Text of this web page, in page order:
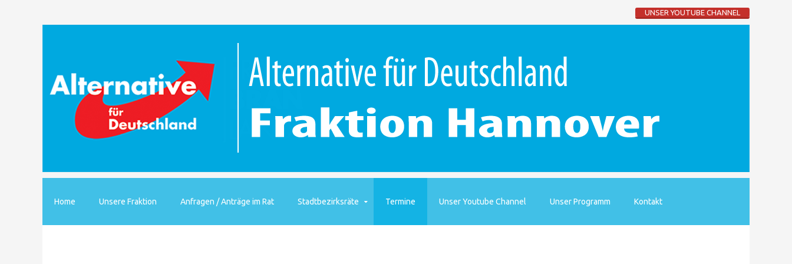
UNSER YOUTUBE CHANNEL
Home Unsere Fraktion Anfragen / Anträge im Rat Stadtbezirksräte Termine Unser Youtube Channel Unser Programm Kontakt